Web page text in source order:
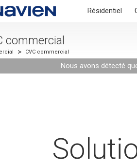
Résidentiel
commercial
> CVC commercial
Nous avons détecté